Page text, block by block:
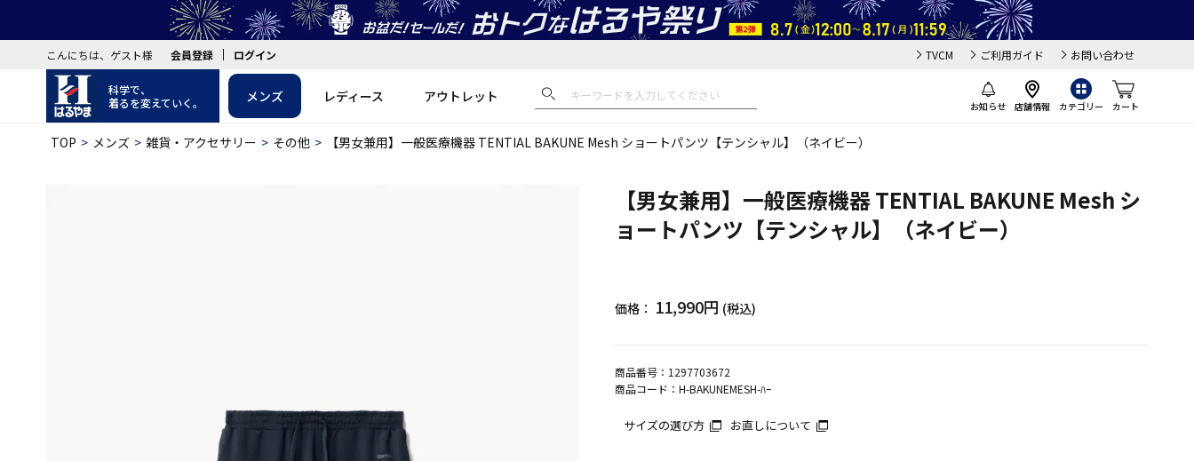
こんにちは、ゲスト様 会員登録 ログイン TVCM ご利用ガイド お問い合わせ
科学で、
着るを変えていく。
お知らせ 店舗情報 カテゴリー カート
メンズ レディース アウトレット
TOP メンズ 雑貨・アクセサリー その他 【男女兼用】一般医療機器 TENTIAL BAKUNE Mesh ショートパンツ【テンシャル】（ネイビー）
【男女兼用】一般医療機器 TENTIAL BAKUNE Mesh シ
ョートパンツ【テンシャル】（ネイビー）
価格： 11,990円 (税込)
商品番号： 1297703672
商品コード： H-BAKUNEMESH-ﾊｰ
サイズの選び方 お直しについて